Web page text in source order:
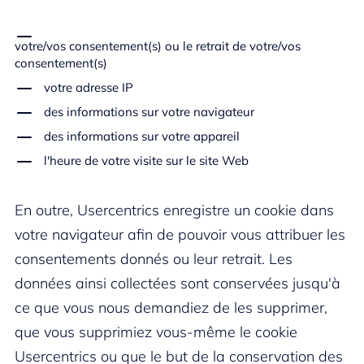
votre/vos consentement(s) ou le retrait de votre/vos
consentement(s)
votre adresse IP
des informations sur votre navigateur
des informations sur votre appareil
l'heure de votre visite sur le site Web
En outre, Usercentrics enregistre un cookie dans
votre navigateur afin de pouvoir vous attribuer les
consentements donnés ou leur retrait. Les
données ainsi collectées sont conservées jusqu'à
ce que vous nous demandiez de les supprimer,
que vous supprimiez vous-même le cookie
Usercentrics ou que le but de la conservation des